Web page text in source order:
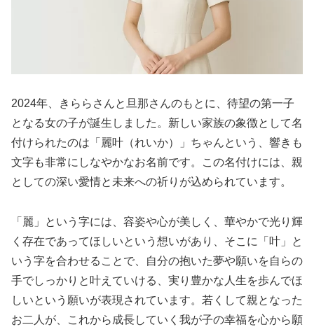
2024年、きららさんと旦那さんのもとに、待望の第一子
となる女の子が誕生しました。新しい家族の象徴として名
付けられたのは「麗叶（れいか）」ちゃんという、響きも
文字も非常にしなやかなお名前です。この名付けには、親
としての深い愛情と未来への祈りが込められています。
「麗」という字には、容姿や心が美しく、華やかで光り輝
く存在であってほしいという想いがあり、そこに「叶」と
いう字を合わせることで、自分の抱いた夢や願いを自らの
手でしっかりと叶えていける、実り豊かな人生を歩んでほ
しいという願いが表現されています。若くして親となった
お二人が、これから成長していく我が子の幸福を心から願